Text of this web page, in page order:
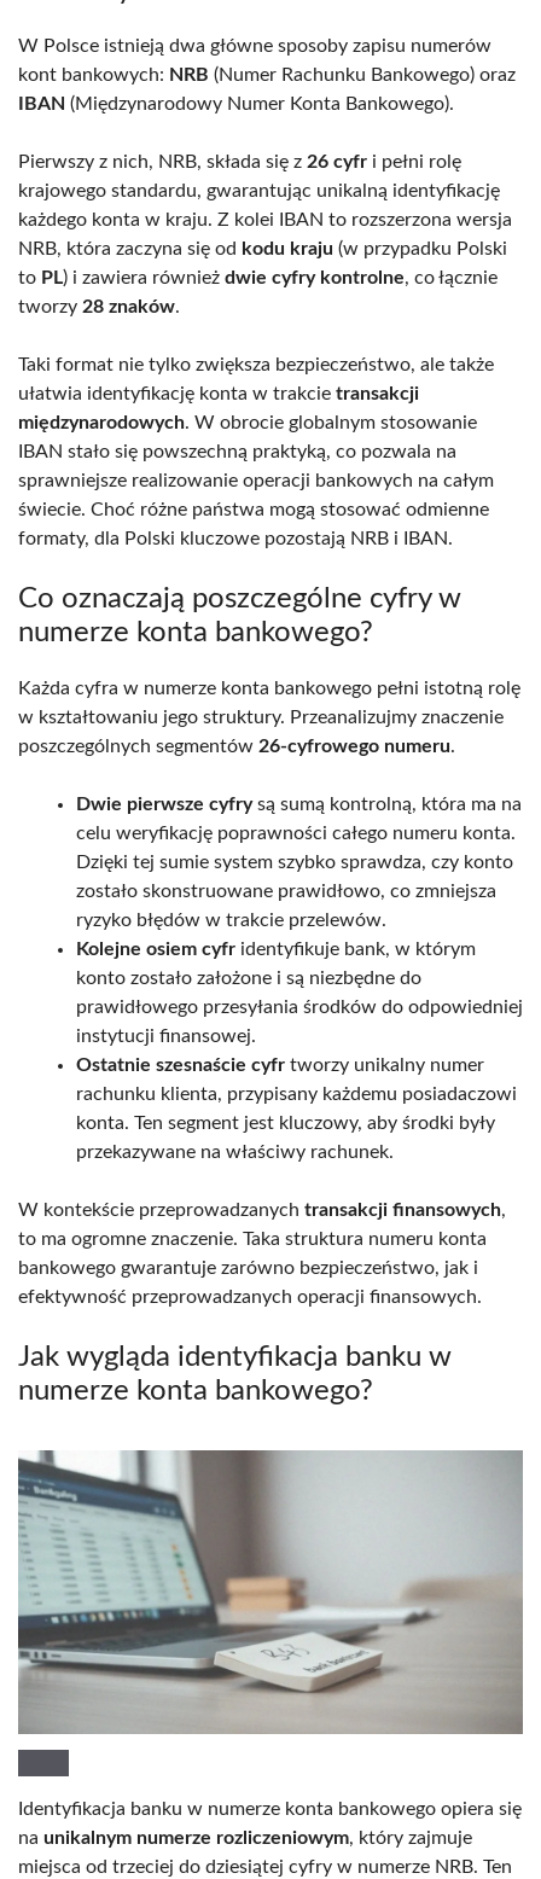
W Polsce istnieją dwa główne sposoby zapisu numerów
kont bankowych: NRB (Numer Rachunku Bankowego) oraz
IBAN (Międzynarodowy Numer Konta Bankowego).
Pierwszy z nich, NRB, składa się z 26 cyfr i pełni rolę
krajowego standardu, gwarantując unikalną identyfikację
każdego konta w kraju. Z kolei IBAN to rozszerzona wersja
NRB, która zaczyna się od kodu kraju (w przypadku Polski
to PL) i zawiera również dwie cyfry kontrolne, co łącznie
tworzy 28 znaków.
Taki format nie tylko zwiększa bezpieczeństwo, ale także
ułatwia identyfikację konta w trakcie transakcji
międzynarodowych. W obrocie globalnym stosowanie
IBAN stało się powszechną praktyką, co pozwala na
sprawniejsze realizowanie operacji bankowych na całym
świecie. Choć różne państwa mogą stosować odmienne
formaty, dla Polski kluczowe pozostają NRB i IBAN.
Co oznaczają poszczególne cyfry w
numerze konta bankowego?
Każda cyfra w numerze konta bankowego pełni istotną rolę
w kształtowaniu jego struktury. Przeanalizujmy znaczenie
poszczególnych segmentów 26-cyfrowego numeru.
Dwie pierwsze cyfrysą sumą kontrolną, która ma na
celu weryfikację poprawności całego numeru konta.
Dzięki tej sumie system szybko sprawdza, czy konto
zostało skonstruowane prawidłowo, co zmniejsza
ryzyko błędów w trakcie przelewów.
Kolejne osiem cyfr identyfikuje bank, w którym
konto zostało założone i są niezbędne do
prawidłowego przesyłania środków do odpowiedniej
instytucji finansowej.
Ostatnie szesnaście cyfr tworzy unikalny numer
rachunku klienta, przypisany każdemu posiadaczowi
konta. Ten segment jest kluczowy, aby środki były
przekazywane na właściwy rachunek.
W kontekście przeprowadzanych transakcji finansowych,
to ma ogromne znaczenie. Taka struktura numeru konta
bankowego gwarantuje zarówno bezpieczeństwo, jak i
efektywność przeprowadzanych operacji finansowych.
Jak wygląda identyfikacja banku w
numerze konta bankowego?
Identyfikacja banku w numerze konta bankowego opiera się
na unikalnym numerze rozliczeniowym, który zajmuje
miejsca od trzeciej do dziesiątej cyfry w numerze NRB. Ten